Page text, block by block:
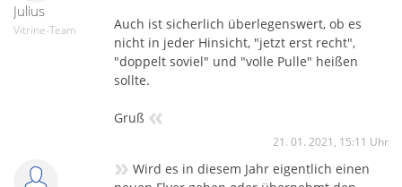
Julius
Vitrine-Team
Auch ist sicherlich überlegenswert, ob es
nicht in jeder Hinsicht, "jetzt erst recht",
"doppelt soviel" und "volle Pulle" heißen
sollte.
Gruß «
21. 01. 2021, 15:11 Uhr
» Wird es in diesem Jahr eigentlich einen